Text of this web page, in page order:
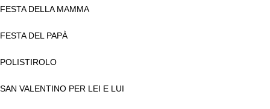
FESTA DELLA MAMMA
FESTA DEL PAPÀ
POLISTIROLO
SAN VALENTINO PER LEI E LUI